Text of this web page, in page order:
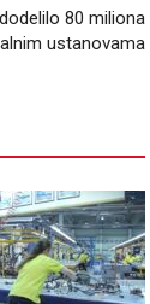
80 miliona
ustanovama